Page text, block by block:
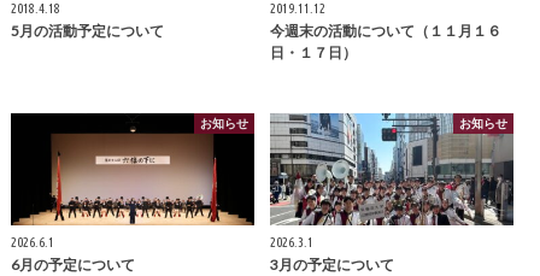
2018.4.18
5月の活動予定について
2019.11.12
今週末の活動について（１１月１６
日・１７日）
お知らせ
2026.6.1
6月の予定について
お知らせ
2026.3.1
3月の予定について